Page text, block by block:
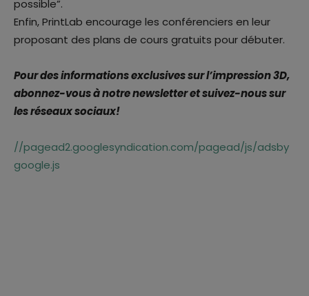
possible”.
Enfin, PrintLab encourage les conférenciers en leur
proposant des plans de cours gratuits pour débuter.
Pour des informations exclusives sur l’impression 3D,
abonnez-vous à notre newsletter et suivez-nous sur
les réseaux sociaux!
//pagead2.googlesyndication.com/pagead/js/adsby
google.js